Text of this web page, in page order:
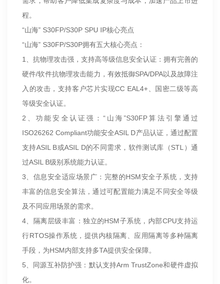
程。
“山海” S30FP/S30P SPU IP核心亮点
“山海” S30FP/S30P拥有五大核心亮点：
1、抗物理攻击强，支持高等级信息安全认证：拥有完善的
硬件/软件抗物理攻击能力，有效抵御SPA/DPA以及故障注
入的攻击，支持客户芯片实现CC EAL4+、国密二级等高
等级安全认证。
2、功能安全认证强：“山海”S30FP算法引擎通过
ISO26262 Compliant功能安全ASIL D产品认证，通过配置
支持ASIL B或ASIL D的不同需求，软件测试库（STL）通
过ASIL B级别系统能力认证。
3、信息安全适应场景广：完整的HSM安全子系统，支持
丰富的信息安全算法，通过可配置能力满足不同安全等级
及不同应用场景的需求。
4、隔离层级丰富：独立的HSM子系统，内部CPU支持运
行RTOS操作系统，提供内核隔离、应用隔离等多种隔离
手段，为HSM内部支持多TA提供安全保障。
5、同源互补防护强：默认支持Arm TrustZone和硬件虚拟
化。